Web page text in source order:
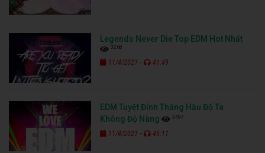
Legends Never Die Top EDM Hot Nhất
3268
11/4/2021 - 41:49
EDM Tuyệt Đỉnh Thằng Hầu Độ Ta
Không Độ Nàng
3497
11/4/2021 - 45:11